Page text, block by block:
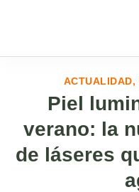
ACTUALIDAD,
Piel
verano: la
de láseres